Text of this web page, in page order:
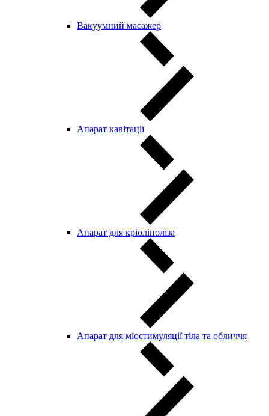
Вакуумний масажер
Aпарат кавітації
Апарат для кріоліполіза
Апарат для міостимуляції тіла та обличчя